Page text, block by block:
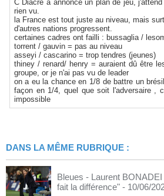
C Diacre a annoncé un plan de jeu,
rien vu.
la France est tout juste au niveau, mais
d'autres nations progressent.
certaines cadres ont failli : bussaglia /
torrent / gauvin = pas au niveau
asseyi / cascarino = trop tendres (jeunes)
thiney / renard/ henry = auraient dû être
groupe, or je n'ai pas vu de leader
on a eu la chance en 1/8 de battre un
façon en 1/4, quel que soit l'adversaire ,
impossible
DANS LA MÊME RUBRIQUE :
Bleues - Laurent
fait la différence" - 10/06/